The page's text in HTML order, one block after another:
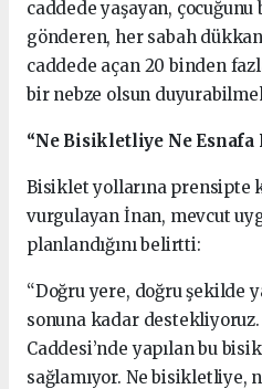
caddede yaşayan,
gönderen, her sabah
caddede açan 20 binden
bir nebze olsun
“Ne Bisikletliye Ne Esnafa
Bisiklet yollarına prensipte
vurgulayan İnan, mevcut
planlandığını belirtti:
“Doğru yere, doğru şekilde
sonuna kadar
Caddesi’nde yapılan bu
sağlamıyor. Ne bisikletliye,